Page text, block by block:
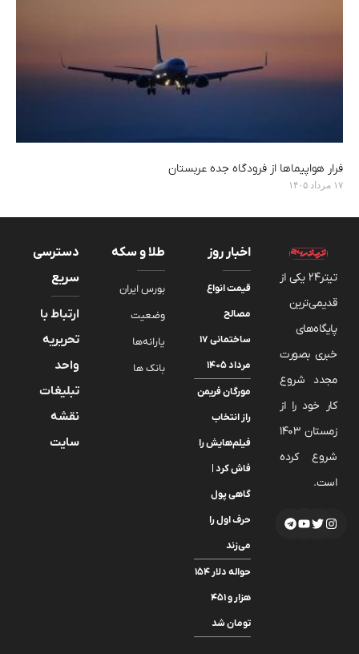
فرار هواپیماها از فرودگاه جده عربستان
۱۷ مرداد ۱۴۰۵
تیتر24 یکی از
قدیمی‌ترین
پایگاه‌های
خبری بصورت
مجدد شروع
کار خود را از
زمستان 1403
شروع کرده
است.
اخبار روز
قیمت انواع
مصالح
ساختمانی ۱۷
مرداد ۱۴۰۵
مورگان فریمن
راز انتخاب
فیلم‌هایش را
فاش کرد |
گاهی پول
حرف اول را
می‌زند
حواله دلار ۱۵۴
هزار و ۴۵۱
تومان شد
طلا و سکه
بورس ایران
وضعیت
یارانه‌ها
بانک ها
دسترسی
سریع
ارتباط با
تحریریه
واحد
تبلیغات
نقشه
سایت